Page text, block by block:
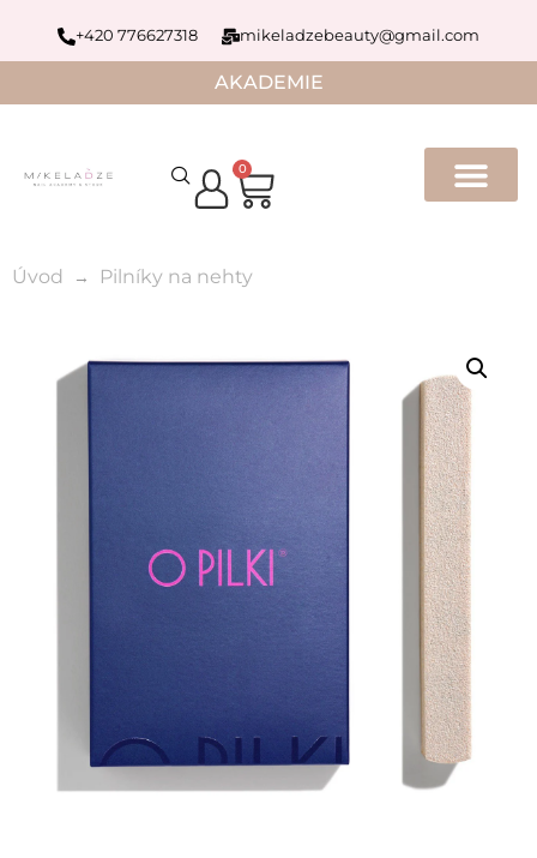
+420 776627318 mikeladzebeauty@gmail.com
AKADEMIE
0
Úvod Pilníky na nehty